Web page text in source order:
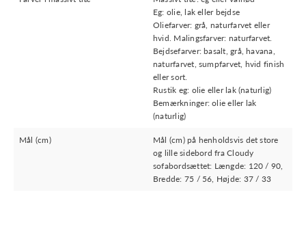
Eg: olie, lak eller bejdse
Oliefarver: grå, naturfarvet eller
hvid. Malingsfarver: naturfarvet.
Bejdsefarver: basalt, grå, havana,
naturfarvet, sumpfarvet, hvid finish
eller sort.
Rustik eg: olie eller lak (naturlig)
Bemærkninger: olie eller lak
(naturlig)
Mål (cm)
Mål (cm) på henholdsvis det store
og lille sidebord fra Cloudy
sofabordsættet: Længde: 120 / 90,
Bredde: 75 / 56, Højde: 37 / 33